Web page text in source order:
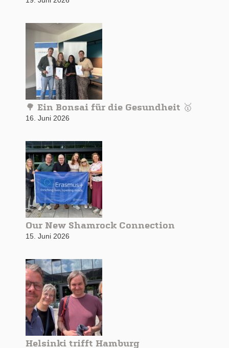
🌳 Ein Bonsai für die Gesundheit 🥇
16. Juni 2026
Our New Shamrock Connection
15. Juni 2026
Helsinki trifft Hamburg